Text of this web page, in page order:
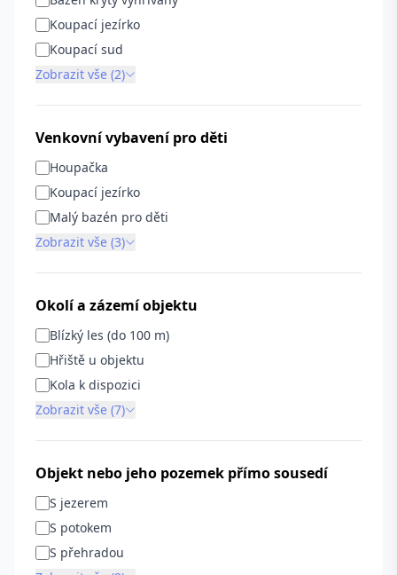
Koupací jezírko
Koupací sud
Zobrazit vše (2)
Venkovní vybavení pro děti
Houpačka
Koupací jezírko
Malý bazén pro děti
Zobrazit vše (3)
Okolí a zázemí objektu
Blízký les (do 100 m)
Hřiště u objektu
Kola k dispozici
Zobrazit vše (7)
Objekt nebo jeho pozemek přímo sousedí
S jezerem
S potokem
S přehradou